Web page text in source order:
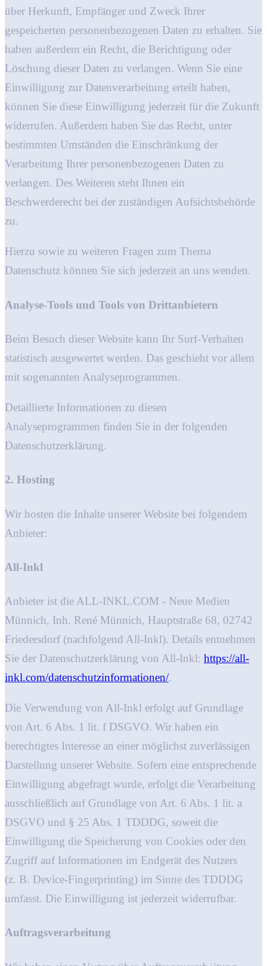
über Herkunft, Empfänger und Zweck Ihrer
gespeicherten personenbezogenen Daten zu erhalten. Sie
haben außerdem ein Recht, die Berichtigung oder
Löschung dieser Daten zu verlangen. Wenn Sie eine
Einwilligung zur Datenverarbeitung erteilt haben,
können Sie diese Einwilligung jederzeit für die Zukunft
widerrufen. Außerdem haben Sie das Recht, unter
bestimmten Umständen die Einschränkung der
Verarbeitung Ihrer personenbezogenen Daten zu
verlangen. Des Weiteren steht Ihnen ein
Beschwerderecht bei der zuständigen Aufsichtsbehörde
zu.
Hierzu sowie zu weiteren Fragen zum Thema
Datenschutz können Sie sich jederzeit an uns wenden.
Analyse-Tools und Tools von Dritt­anbietern
Beim Besuch dieser Website kann Ihr Surf-Verhalten
statistisch ausgewertet werden. Das geschieht vor allem
mit sogenannten Analyseprogrammen.
Detaillierte Informationen zu diesen
Analyseprogrammen finden Sie in der folgenden
Datenschutzerklärung.
2. Hosting
Wir hosten die Inhalte unserer Website bei folgendem
Anbieter:
All-Inkl
Anbieter ist die ALL-INKL.COM - Neue Medien
Münnich, Inh. René Münnich, Hauptstraße 68, 02742
Friedersdorf (nachfolgend All-Inkl). Details entnehmen
Sie der Datenschutzerklärung von All-Inkl: https://all-
inkl.com/datenschutzinformationen/.
Die Verwendung von All-Inkl erfolgt auf Grundlage
von Art. 6 Abs. 1 lit. f DSGVO. Wir haben ein
berechtigtes Interesse an einer möglichst zuverlässigen
Darstellung unserer Website. Sofern eine entsprechende
Einwilligung abgefragt wurde, erfolgt die Verarbeitung
ausschließlich auf Grundlage von Art. 6 Abs. 1 lit. a
DSGVO und § 25 Abs. 1 TDDDG, soweit die
Einwilligung die Speicherung von Cookies oder den
Zugriff auf Informationen im Endgerät des Nutzers
(z. B. Device-Fingerprinting) im Sinne des TDDDG
umfasst. Die Einwilligung ist jederzeit widerrufbar.
Auftragsverarbeitung